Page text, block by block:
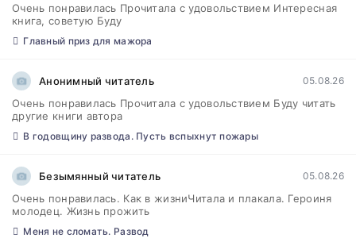
Очень понравилась Прочитала с удовольствием Интересная
книга, советую Буду
Главный приз для мажора
Анонимный читатель 05.08.26
Очень понравилась Прочитала с удовольствием Буду читать
другие книги автора
В годовщину развода. Пусть вспыхнут пожары
Безымянный читатель 05.08.26
Очень понравилась. Как в жизниЧитала и плакала. Героиня
молодец. Жизнь прожить
Меня не сломать. Развод